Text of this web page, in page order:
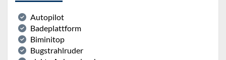
Autopilot
Badeplattform
Biminitop
Bugstrahlruder